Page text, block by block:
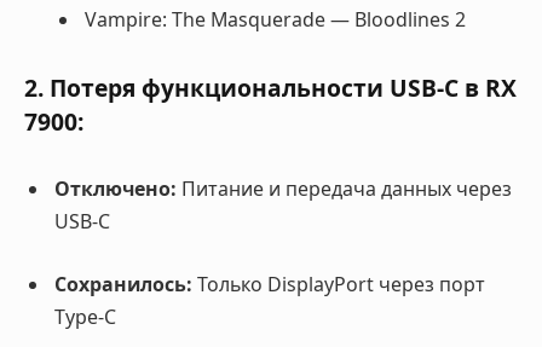
Vampire: The Masquerade — Bloodlines 2
2. Потеря функциональности USB-C в RX
7900:
Отключено: Питание и передача данных через
USB-C
Сохранилось: Только DisplayPort через порт
Type-C